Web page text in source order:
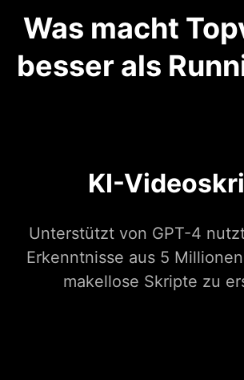
Was macht
besser als
KI-
Unterstützt von GPT-4
Erkenntnisse aus 5
makellose Skripte zu